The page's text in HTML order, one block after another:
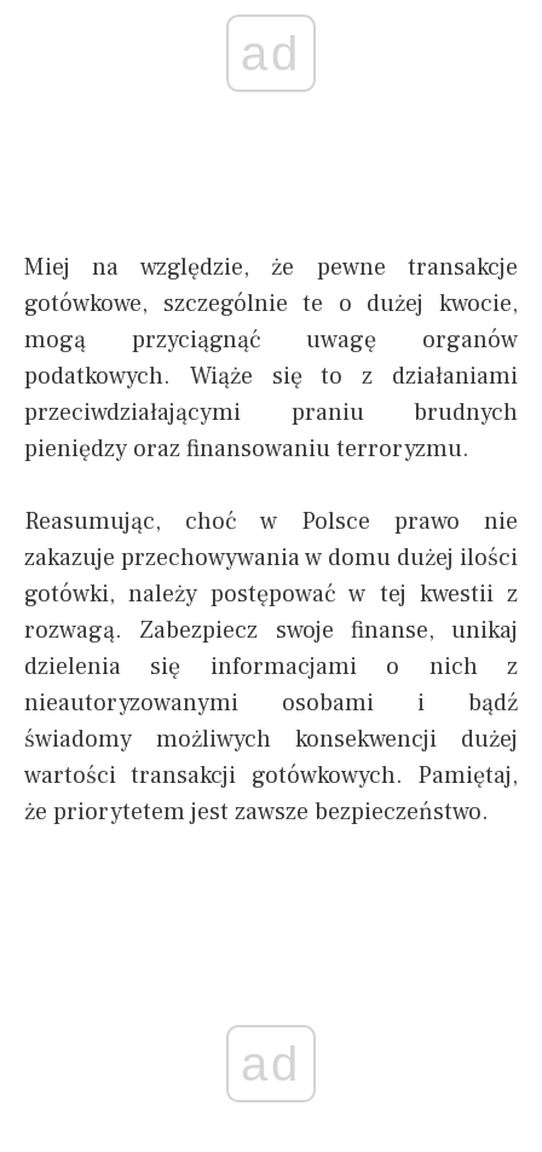
ad
Miej na względzie, że pewne transakcje
gotówkowe, szczególnie te o dużej kwocie,
mogą przyciągnąć uwagę organów
podatkowych. Wiąże się to z działaniami
przeciwdziałającymi praniu brudnych
pieniędzy oraz finansowaniu terroryzmu.
Reasumując, choć w Polsce prawo nie
zakazuje przechowywania w domu dużej ilości
gotówki, należy postępować w tej kwestii z
rozwagą. Zabezpiecz swoje finanse, unikaj
dzielenia się informacjami o nich z
nieautoryzowanymi osobami i bądź
świadomy możliwych konsekwencji dużej
wartości transakcji gotówkowych. Pamiętaj,
że priorytetem jest zawsze bezpieczeństwo.
ad